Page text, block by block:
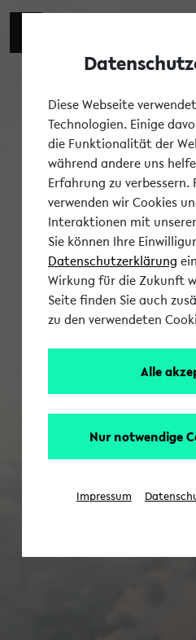
Diese Webseite
Technologien. Einige
die Funktionalität der
während andere uns
Erfahrung zu verbessern.
verwenden wir Cookies
Interaktionen mit
Sie können Ihre
Datenschutzerklärung
Wirkung für die Zukunft
Seite finden Sie auch
zu den verwendeten
Alle
Nur notwendige
Impressum